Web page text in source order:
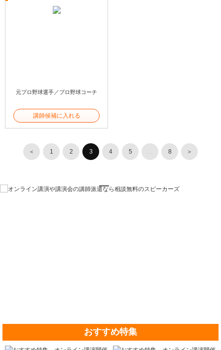
元プロ野球選手／プロ野球コーチ
講師候補に入れる
＜ 1 2 3 4 5 8 ＞
おすすめ特集